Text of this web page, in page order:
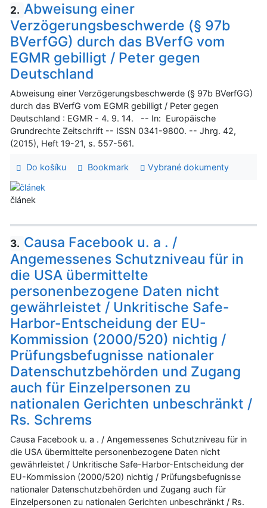
2. Abweisung einer
Verzögerungsbeschwerde (§ 97b
BVerfGG) durch das BVerfG vom
EGMR gebilligt / Peter gegen
Deutschland
Abweisung einer Verzögerungsbeschwerde (§ 97b BVerfGG)
durch das BVerfG vom EGMR gebilligt / Peter gegen
Deutschland : EGMR - 4. 9. 14. -- In: Europäische
Grundrechte Zeitschrift -- ISSN 0341-9800. -- Jhrg. 42,
(2015), Heft 19-21, s. 557-561.
Do košíku Bookmark Vybrané dokumenty
článek
3. Causa Facebook u. a . /
Angemessenes Schutzniveau für in
die USA übermittelte
personenbezogene Daten nicht
gewährleistet / Unkritische Safe-
Harbor-Entscheidung der EU-
Kommission (2000/520) nichtig /
Prüfungsbefugnisse nationaler
Datenschutzbehörden und Zugang
auch für Einzelpersonen zu
nationalen Gerichten unbeschränkt /
Rs. Schrems
Causa Facebook u. a . / Angemessenes Schutzniveau für in
die USA übermittelte personenbezogene Daten nicht
gewährleistet / Unkritische Safe-Harbor-Entscheidung der
EU-Kommission (2000/520) nichtig / Prüfungsbefugnisse
nationaler Datenschutzbehörden und Zugang auch für
Einzelpersonen zu nationalen Gerichten unbeschränkt / Rs.